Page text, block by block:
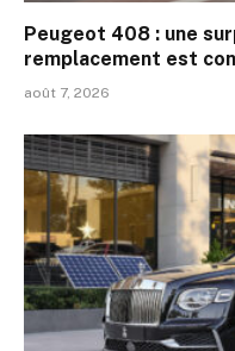
Peugeot 408 : une
remplacement est
août 7, 2026